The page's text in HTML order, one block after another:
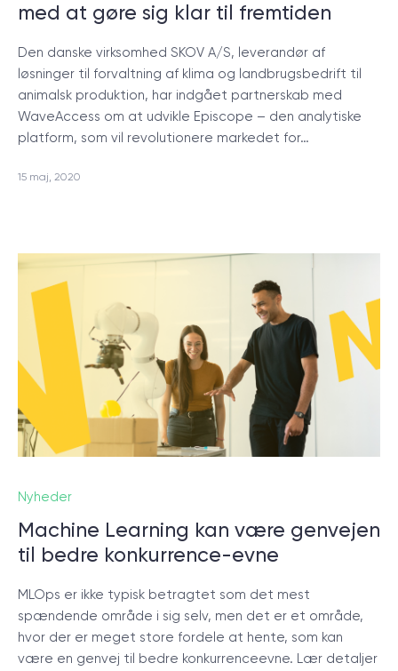
med at gøre sig klar til fremtiden
Den danske virksomhed SKOV A/S, leverandør af
løsninger til forvaltning af klima og landbrugsbedrift til
animalsk produktion, har indgået partnerskab med
WaveAccess om at udvikle Episcope – den analytiske
platform, som vil revolutionere markedet for…
15 maj, 2020
Nyheder
Machine Learning kan være genvejen
til bedre konkurrence-evne
MLOps er ikke typisk betragtet som det mest
spændende område i sig selv, men det er et område,
hvor der er meget store fordele at hente, som kan
være en genvej til bedre konkurrenceevne. Lær detaljer